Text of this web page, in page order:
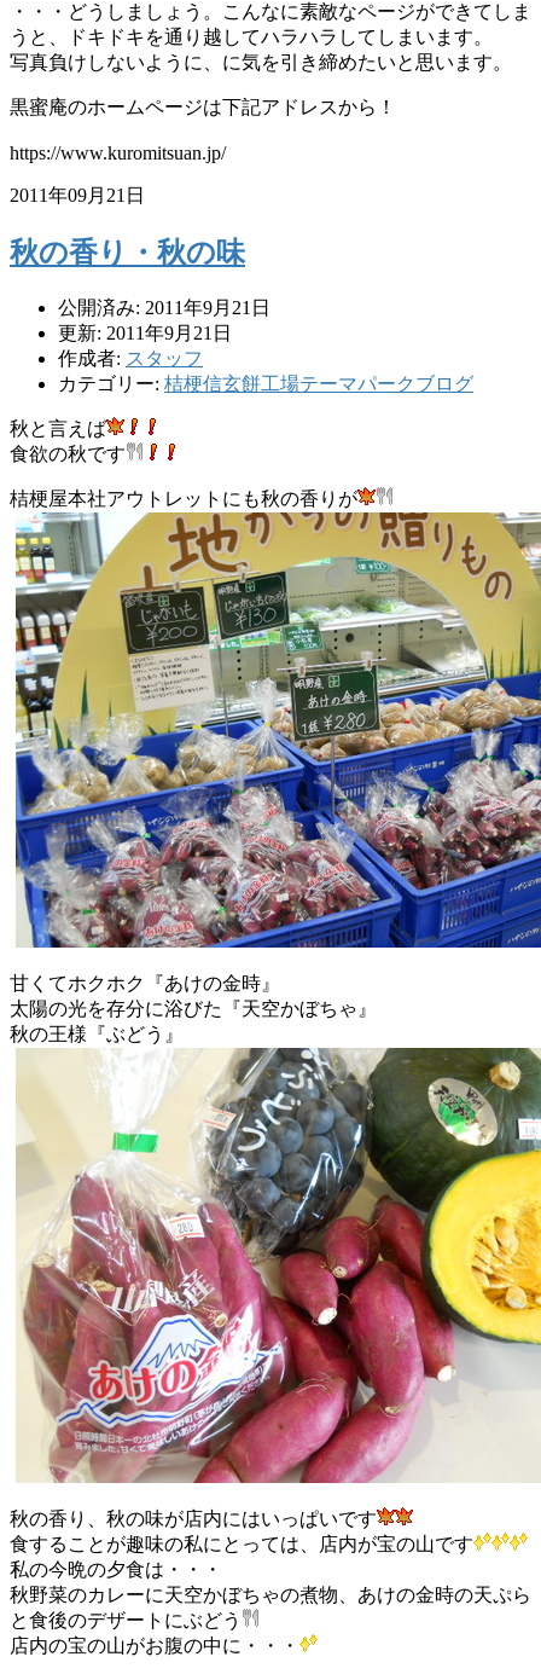
・・・どうしましょう。こんなに素敵なページができてしま
うと、ドキドキを通り越してハラハラしてしまいます。
写真負けしないように、に気を引き締めたいと思います。
黒蜜庵のホームページは下記アドレスから！
https://www.kuromitsuan.jp/
2011年09月21日
秋の香り・秋の味
公開済み: 2011年9月21日
更新: 2011年9月21日
作成者: スタッフ
カテゴリー: 桔梗信玄餅工場テーマパークブログ
秋と言えば
食欲の秋です
桔梗屋本社アウトレットにも秋の香りが
甘くてホクホク『あけの金時』
太陽の光を存分に浴びた『天空かぼちゃ』
秋の王様『ぶどう』
秋の香り、秋の味が店内にはいっぱいです
食することが趣味の私にとっては、店内が宝の山です
私の今晩の夕食は・・・
秋野菜のカレーに天空かぼちゃの煮物、あけの金時の天ぷら
と食後のデザートにぶどう
店内の宝の山がお腹の中に・・・